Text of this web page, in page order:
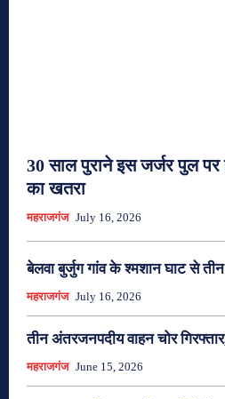
30 साल पुराने इस जर्जर पुल पर
का खतरा
महराजगंज July 16, 2026
बेलवा बुर्जुग गांव के श्मशान घाट से
महराजगंज July 16, 2026
तीन अंतरजनपदीय वाहन चोर
महराजगंज June 15, 2026